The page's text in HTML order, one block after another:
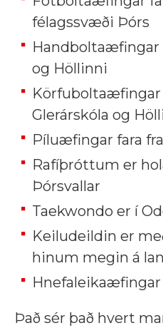
félagssvæði Þórs
Handboltaæfingar
og Höllinni
Körfuboltaæfingar
Glerárskóla og
Píluæfingar fara
Rafíþróttum er
Þórsvallar
Taekwondo er í
Keiludeildin er
hinum megin á
Það sér það hvert